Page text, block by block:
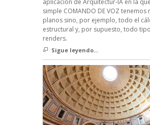
simple COMANDO DE VOZ tenemos
planos sino, por ejemplo, todo el
estructural y, por supuesto, todo
renders.
Sigue leyendo...